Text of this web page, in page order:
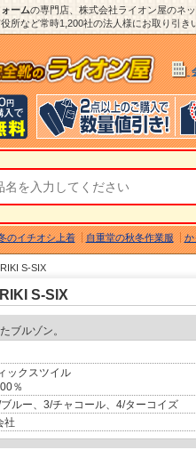
ームの専門店、株式会社ライオン屋のネッ
所など常時1,200社の法人様にお取り引
のイチオシ上着 自重堂の秋冬作業服 か
S-SIX
S-SIX
ブルゾン。
ックスツイル
％
ルー、3/チャコール、4/ターコイズ
社